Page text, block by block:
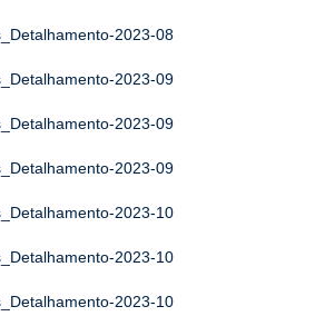
2023-08
2023-09
2023-09
2023-09
2023-10
2023-10
2023-10